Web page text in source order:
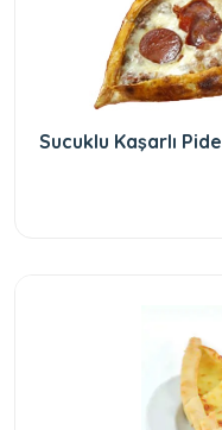
Sucuklu Kaşarlı Pide